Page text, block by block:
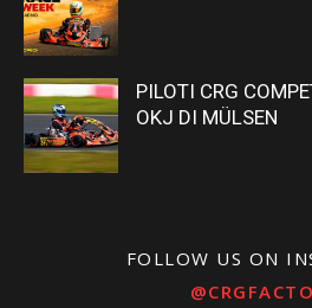
PILOTI CRG
OKJ DI MÜLSEN
FOLLOW US ON